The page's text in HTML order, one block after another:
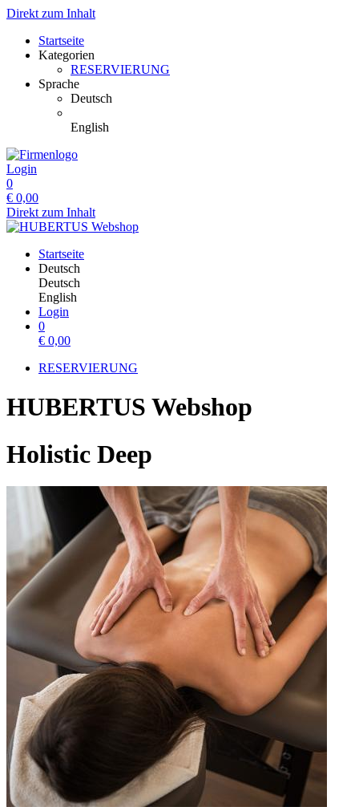
Direkt zum Inhalt
Startseite
Kategorien
RESERVIERUNG
Sprache
Deutsch
English
Login
0
€ 0,00
Direkt zum Inhalt
Startseite
Deutsch
Deutsch
English
Login
0
€ 0,00
RESERVIERUNG
HUBERTUS Webshop
Holistic Deep